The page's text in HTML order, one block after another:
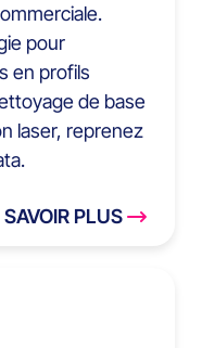
pour
en profils
de base
laser, reprenez
SAVOIR PLUS